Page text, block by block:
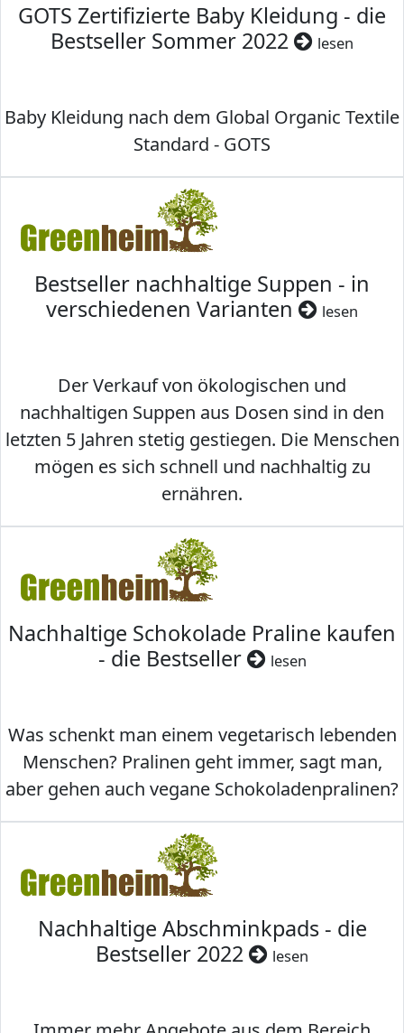
GOTS Zertifizierte Baby Kleidung - die
Bestseller Sommer 2022
lesen
Baby Kleidung nach dem Global Organic Textile
Standard - GOTS
Bestseller nachhaltige Suppen - in
verschiedenen Varianten
lesen
Der Verkauf von ökologischen und
nachhaltigen Suppen aus Dosen sind in den
letzten 5 Jahren stetig gestiegen. Die Menschen
mögen es sich schnell und nachhaltig zu
ernähren.
Nachhaltige Schokolade Praline kaufen
- die Bestseller
lesen
Was schenkt man einem vegetarisch lebenden
Menschen? Pralinen geht immer, sagt man,
aber gehen auch vegane Schokoladenpralinen?
Nachhaltige Abschminkpads - die
Bestseller 2022
lesen